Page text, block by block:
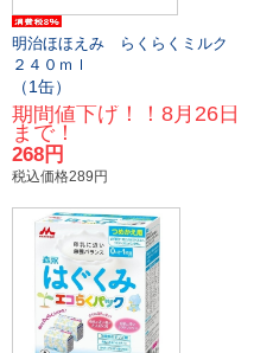
明治ほほえみ らくらくミルク
２４０ｍｌ
（1缶）
期間値下げ！！8月26日
まで！
268円
税込価格289円